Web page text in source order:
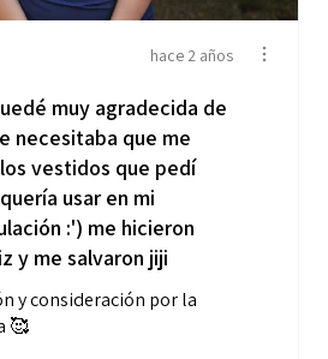
hace 2 años
muy agradecida de
necesitaba que me
vestidos que pedí
usar en mi
:') me hicieron
y me salvaron jiji
y consideración por la
🥰